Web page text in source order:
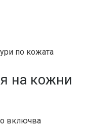
по кожата
на кожни
включва